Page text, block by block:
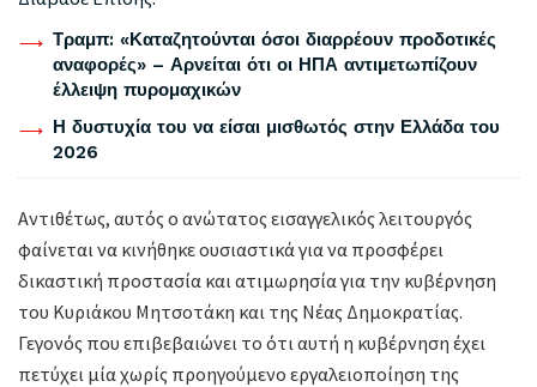
Τραμπ: «Καταζητούνται όσοι διαρρέουν προδοτικές
αναφορές» – Αρνείται ότι οι ΗΠΑ αντιμετωπίζουν
έλλειψη πυρομαχικών
Η δυστυχία του να είσαι μισθωτός στην Ελλάδα του
2026
Αντιθέτως, αυτός ο ανώτατος εισαγγελικός λειτουργός
φαίνεται να κινήθηκε ουσιαστικά για να προσφέρει
δικαστική προστασία και ατιμωρησία για την κυβέρνηση
του Κυριάκου Μητσοτάκη και της Νέας Δημοκρατίας.
Γεγονός που επιβεβαιώνει το ότι αυτή η κυβέρνηση έχει
πετύχει μία χωρίς προηγούμενο εργαλειοποίηση της